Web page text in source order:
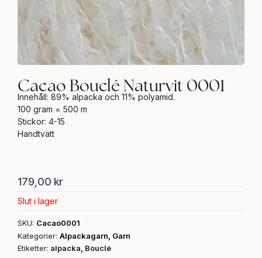
Cacao Bouclé Naturvit 0001
Innehåll: 89% alpacka och 11% polyamid.
100 gram = 500 m
Stickor: 4-15
Handtvätt
179,00 kr
Slut i lager
SKU: Cacao0001
Kategorier: Alpackagarn, Garn
Etiketter: alpacka, Bouclé